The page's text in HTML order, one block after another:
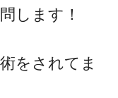
します！
をされてま